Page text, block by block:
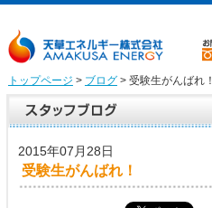
トップページ > ブログ> 受験生がんばれ！
2015年07月28日
受験生がんばれ！